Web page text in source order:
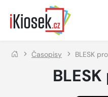
Přejít na hlavní obsah
Časopisy BLESK